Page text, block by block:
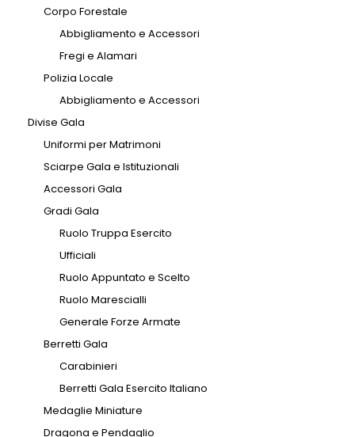
Corpo Forestale
Abbigliamento e Accessori
Fregi e Alamari
Polizia Locale
Abbigliamento e Accessori
Divise Gala
Uniformi per Matrimoni
Sciarpe Gala e Istituzionali
Accessori Gala
Gradi Gala
Ruolo Truppa Esercito
Ufficiali
Ruolo Appuntato e Scelto
Ruolo Marescialli
Generale Forze Armate
Berretti Gala
Carabinieri
Berretti Gala Esercito Italiano
Medaglie Miniature
Dragona e Pendaglio